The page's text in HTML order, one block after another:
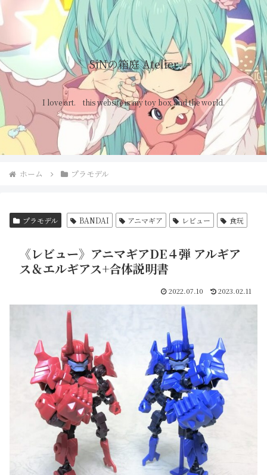
SiNの箱庭 Atelier
I love art. this website is my toy box and the world.
ホーム プラモデル
プラモデル BANDAI アニマギア レビュー 食玩
《レビュー》アニマギアDE４弾 アルギア
ス＆エルギアス+合体説明書
2022.07.10 2023.02.11